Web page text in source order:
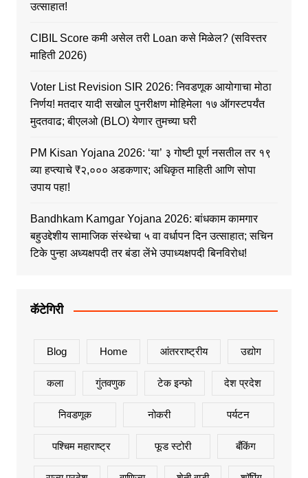
उत्साहात!
CIBIL Score कमी असेल तरी Loan कसे मिळेल? (सविस्तर
माहिती 2026)
Voter List Revision SIR 2026: निवडणूक आयोगाचा मोठा
निर्णय! मतदार यादी सखोल पुनरीक्षण मोहिमेला १७ ऑगस्टपर्यंत
मुदतवाढ; बीएलओ (BLO) येणार तुमच्या घरी
PM Kisan Yojana 2026: ‘या’ ३ गोष्टी पूर्ण नसतील तर १९
व्या हप्त्याचे ₹२,००० अडकणार; अधिकृत माहिती आणि सोपा
उपाय पहा!
Bandhkam Kamgar Yojana 2026: बांधकाम कामगार
बहुउद्देशीय सामाजिक संस्थेचा ५ वा वर्धापन दिन उत्साहात; सचिन
टिके पुन्हा अध्यक्षपदी तर बंडा लेंभे उपाध्यक्षपदी बिनविरोध!
कॅटेगिरी
Blog Home आंतरराष्ट्रीय उद्योग
कला गुंतवणुक टेक इन्फो देश प्रदेश
निवडणूक नोकरी पर्यटन
पश्चिम महाराष्ट्र फूड स्टोरी बँकिंग